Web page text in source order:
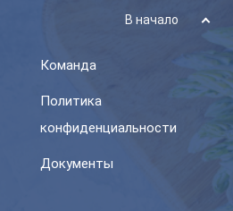
В начало
Команда
Политика
конфиденциальности
Документы